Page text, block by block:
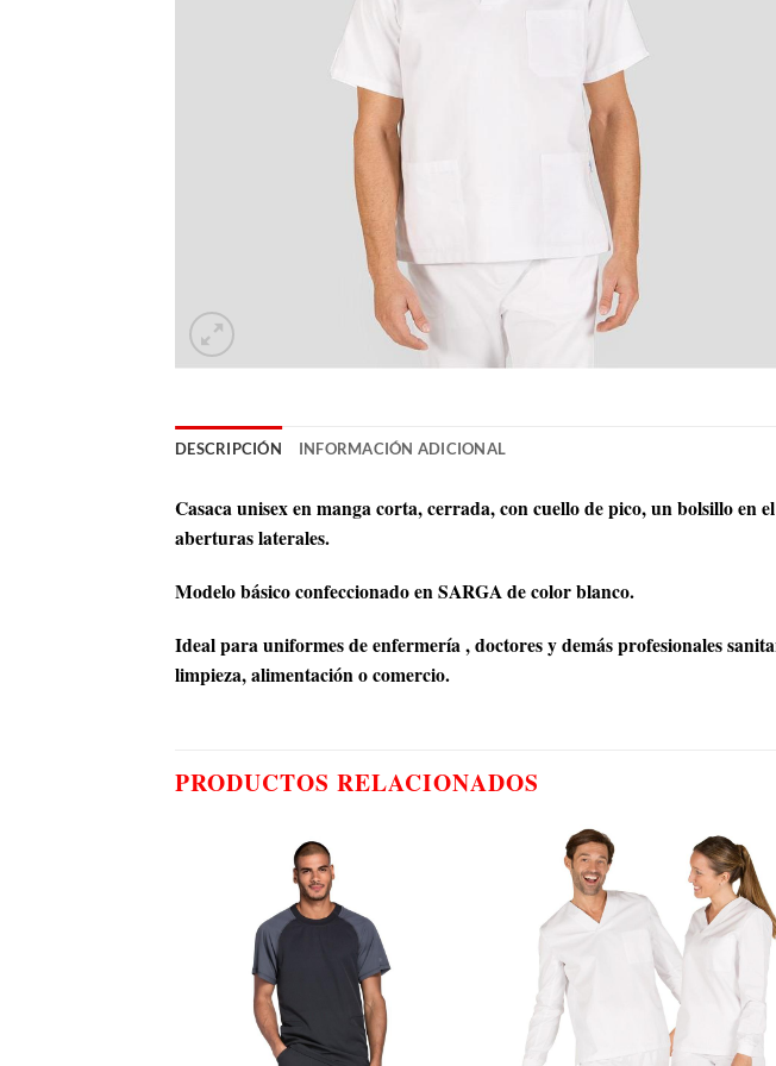
DESCRIPCIÓN INFORMACIÓN ADICIONAL
Casaca unisex en manga corta, cerrada, con cuello de pico, un bolsillo
aberturas laterales.
Modelo básico confeccionado en SARGA de color blanco.
Ideal para uniformes de enfermería , doctores y demás profesionales
limpieza, alimentación o comercio.
PRODUCTOS RELACIONADOS